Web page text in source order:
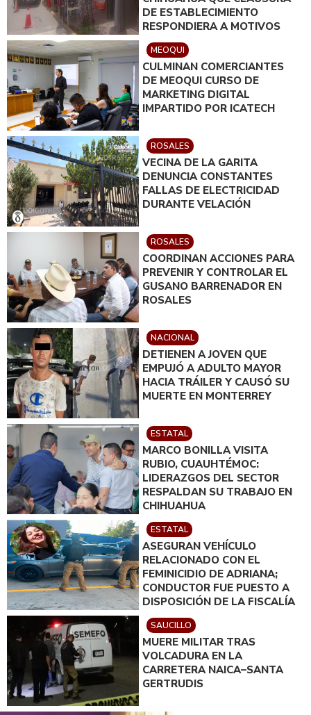
DE ESTABLECIMIENTO
RESPONDIERA A MOTIVOS
POLÍTICOS
MEOQUI
CULMINAN COMERCIANTES
DE MEOQUI CURSO DE
MARKETING DIGITAL
IMPARTIDO POR ICATECH
ROSALES
VECINA DE LA GARITA
DENUNCIA CONSTANTES
FALLAS DE ELECTRICIDAD
DURANTE VELACIÓN
ROSALES
COORDINAN ACCIONES PARA
PREVENIR Y CONTROLAR EL
GUSANO BARRENADOR EN
ROSALES
NACIONAL
DETIENEN A JOVEN QUE
EMPUJÓ A ADULTO MAYOR
HACIA TRÁILER Y CAUSÓ SU
MUERTE EN MONTERREY
ESTATAL
MARCO BONILLA VISITA
RUBIO, CUAUHTÉMOC:
LIDERAZGOS DEL SECTOR
RESPALDAN SU TRABAJO EN
CHIHUAHUA
ESTATAL
ASEGURAN VEHÍCULO
RELACIONADO CON EL
FEMINICIDIO DE ADRIANA;
CONDUCTOR FUE PUESTO A
DISPOSICIÓN DE LA FISCALÍA
SAUCILLO
MUERE MILITAR TRAS
VOLCADURA EN LA
CARRETERA NAICA–SANTA
GERTRUDIS